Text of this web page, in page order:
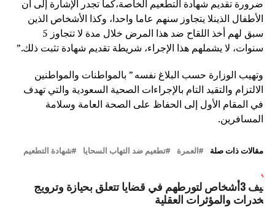
ضرورة تقديم شهادة التطعيم الخاصة،كما تجدر الإشارة إلى أن
الأطفال الذينلا يتجاوز سنهم عاما واحدا، وكذا الأشخاص الذين
سبق لهم أخذ اللقاح ضد هذا المرض خلال مدة لا تتجاوز 5
سنوات، لا يشملهم هذا الإجراء، شريطة تقديم شهادة تثبت ذلك.”
وتهيب الوزارة حسب البلاغ نفسه ” بالمواطنات والمواطنين
الالتزام والتقيد التام بالإجراءات الصحية السعودية والتي تهدف
في المقام الأول إلى الحفاظ على الصحة العامة وسلامة
المسافرين.
مقالات ذات صلة العمرة تطعيم ضد التهاب السحايا شهادة التطعيم
توقيف 3أشخاص لتورطهم في قضايا تتعلق بحيازة وترويج
والمؤثرات العقلية